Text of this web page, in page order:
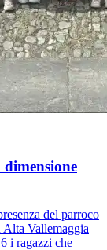
del parroco
Alta Vallemaggia
i ragazzi che